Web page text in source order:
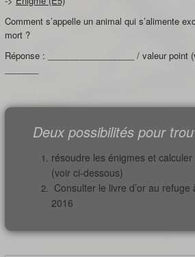
Comment s’appelle un animal qui s’alimente
mort ?
Réponse : __________________ / valeur point
Deux possibilités pour
résoudre les énigmes et
(voir ci-dessous)
Consulter le livre d’or au
2016